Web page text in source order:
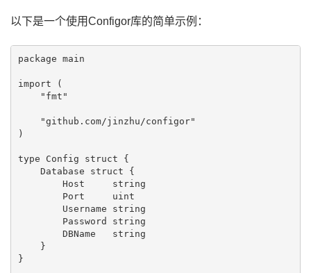
以下是一个使用Configor库的简单示例：
package main
import (
    "fmt"
    "github.com/jinzhu/configor"
)
type Config struct {
    Database struct {
        Host     string
        Port     uint
        Username string
        Password string
        DBName   string
    }
}